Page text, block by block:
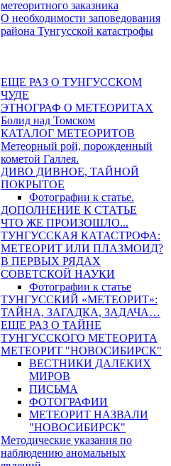
метеоритного заказника
О необходимости заповедования
района Тунгусской катастрофы
ЕЩЕ РАЗ О ТУНГУССКОМ
ЧУДЕ
ЭТНОГРАФ О МЕТЕОРИТАХ
Болид над Томском
КАТАЛОГ МЕТЕОРИТОВ
Метеорный рой, порожденный
кометой Галлея.
ДИВО ДИВНОЕ, ТАЙНОЙ
ПОКРЫТОЕ
Фотографии к статье.
ДОПОЛНЕНИЕ К СТАТЬЕ
ЧТО ЖЕ ПРОИЗОШЛО...
ТУНГУССКАЯ КАТАСТРОФА:
МЕТЕОРИТ ИЛИ ПЛАЗМОИД?
В ПЕРВЫХ РЯДАХ
СОВЕТСКОЙ НАУКИ
Фотографии к статье
ТУНГУССКИЙ «МЕТЕОРИТ»:
ТАЙНА, ЗАГАДКА, ЗАДАЧА…
ЕЩЕ РАЗ О ТАЙНЕ
ТУНГУССКОГО МЕТЕОРИТА
МЕТЕОРИТ "НОВОСИБИРСК"
ВЕСТНИКИ ДАЛЕКИХ
МИРОВ
ПИСЬМА
ФОТОГРАФИИ
МЕТЕОРИТ НАЗВАЛИ
"НОВОСИБИРСК"
Методические указания по
наблюдению аномальных